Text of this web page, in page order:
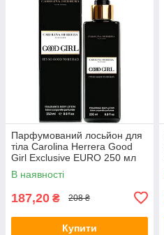
Парфумований лосьйон для
тіла Carolina Herrera Good
Girl Exclusive EURO 250 мл
В наявності
187,20 ₴ 208 ₴
Купити